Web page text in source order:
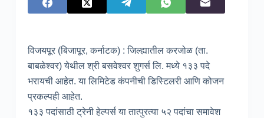
विजयपूर (बिजापूर, कर्नाटक) : जिल्ह्यातील करजोळ (ता.
बाबळेश्वर) येथील श्री बसवेश्वर शुगर्स लि. मध्ये १३३ पदे
भरायची आहेत. या लिमिटेड कंपनीची डिस्टिलरी आणि कोजन
प्रकल्पही आहेत.
१३३ पदांसाठी ट्रेनी हेल्पर्स या तात्पुरत्या ५२ पदांचा समावेश